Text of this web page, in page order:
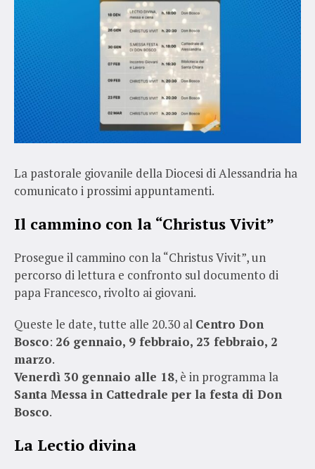
La pastorale giovanile della Diocesi di Alessandria ha
comunicato i prossimi appuntamenti.
Il cammino con la “Christus Vivit”
Prosegue il cammino con la “Christus Vivit”, un
percorso di lettura e confronto sul documento di
papa Francesco, rivolto ai giovani.
Queste le date, tutte alle 20.30 al Centro Don
Bosco: 26 gennaio, 9 febbraio, 23 febbraio, 2
marzo.
Venerdì 30 gennaio alle 18, è in programma la
Santa Messa in Cattedrale per la festa di Don
Bosco.
La Lectio divina